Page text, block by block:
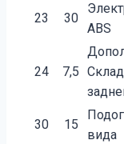
23 30
ABS
24 7,5
30 15
вида